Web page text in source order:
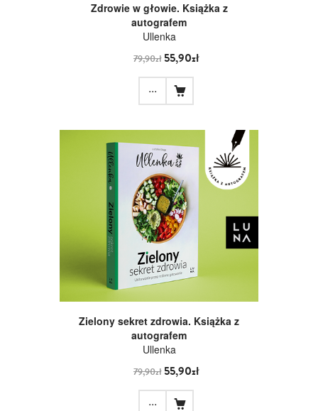
Zdrowie w głowie. Książka z
autografem
Ullenka
79,90zł55,90zł
...
Zielony sekret zdrowia. Książka z
autografem
Ullenka
79,90zł55,90zł
...